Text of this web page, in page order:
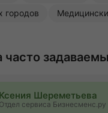
городов
часто
Ксения Шереметьева
Отдел сервиса Бизнесменс.ру